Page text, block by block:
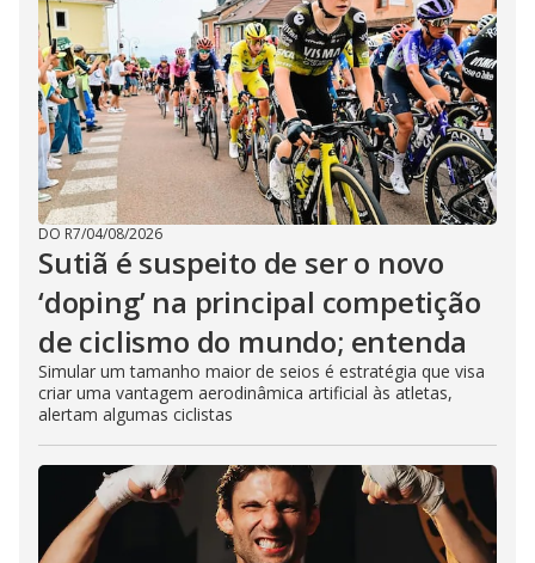
DO R7/04/08/2026
Sutiã é suspeito de ser o novo
‘doping’ na principal competição
de ciclismo do mundo; entenda
Simular um tamanho maior de seios é estratégia que visa
criar uma vantagem aerodinâmica artificial às atletas,
alertam algumas ciclistas